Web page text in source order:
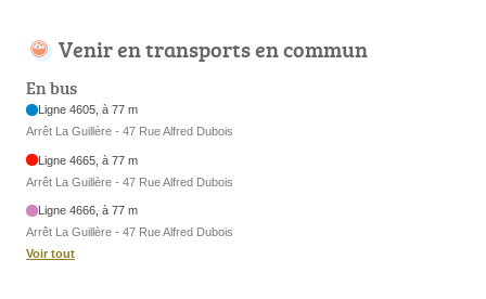
Venir en transports en commun
En bus
Ligne 4605, à 77 m
Arrêt La Guillère - 47 Rue Alfred Dubois
Ligne 4665, à 77 m
Arrêt La Guillère - 47 Rue Alfred Dubois
Ligne 4666, à 77 m
Arrêt La Guillère - 47 Rue Alfred Dubois
Voir tout